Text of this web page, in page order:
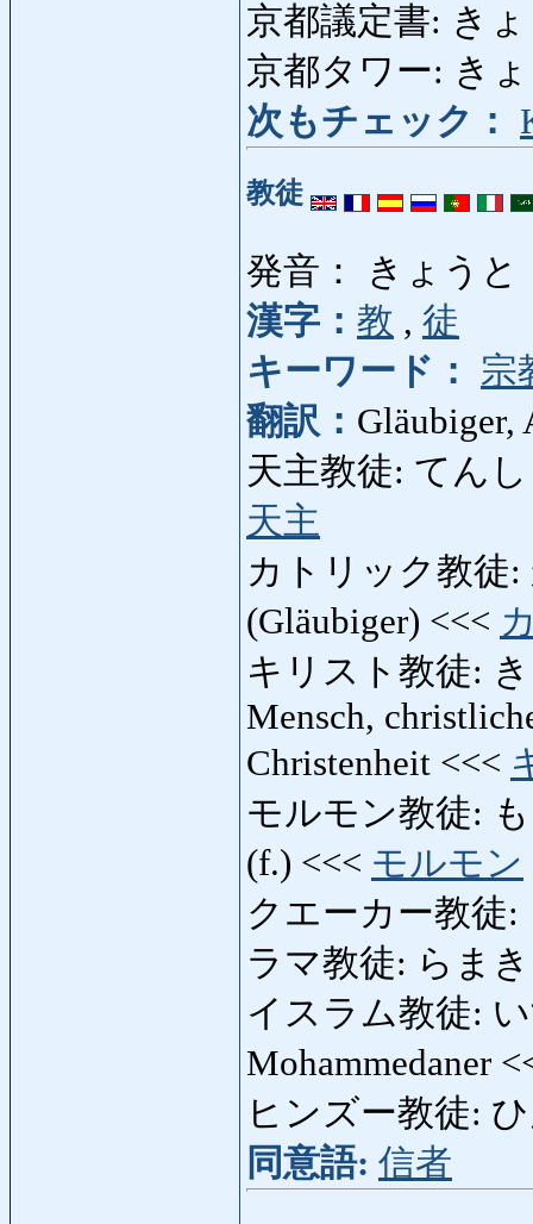
京都議定書: き
京都タワー: き
次もチェック：
教徒
発音： きょうと
漢字： 教 , 徒
キーワード：
宗
翻訳： Gläubiger,
天主教徒: てん
天主
カトリック教徒
(Gläubiger) <<<
キリスト教徒:
Mensch,
Christenheit <<<
モルモン教徒:
(f.) <<< モルモン
クエーカー教徒
ラマ教徒: らま
イスラム教徒:
Mohammedaner
ヒンズー教徒:
同意語: 信者